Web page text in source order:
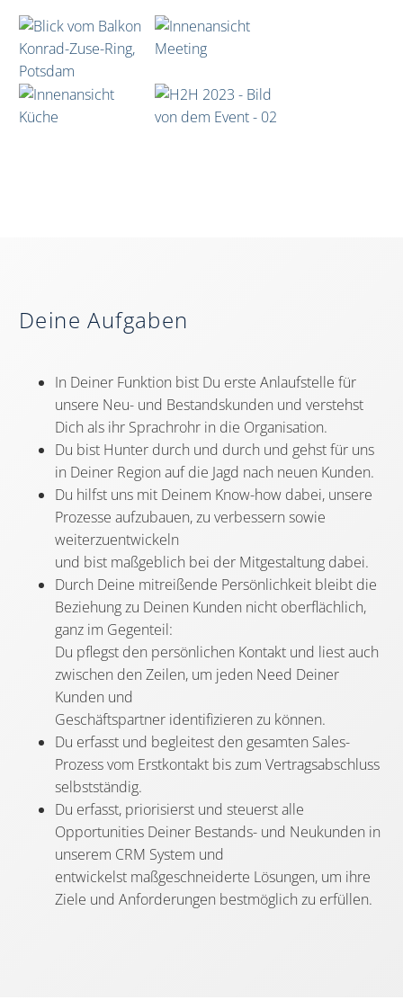
Deine Aufgaben
In Deiner Funktion bist Du erste Anlaufstelle für
unsere Neu- und Bestandskunden und verstehst
Dich als ihr Sprachrohr in die Organisation.
Du bist Hunter durch und durch und gehst für uns
in Deiner Region auf die Jagd nach neuen Kunden.
Du hilfst uns mit Deinem Know-how dabei, unsere
Prozesse aufzubauen, zu verbessern sowie
weiterzuentwickeln
und bist maßgeblich bei der Mitgestaltung dabei.
Durch Deine mitreißende Persönlichkeit bleibt die
Beziehung zu Deinen Kunden nicht oberflächlich,
ganz im Gegenteil:
Du pflegst den persönlichen Kontakt und liest auch
zwischen den Zeilen, um jeden Need Deiner
Kunden und
Geschäftspartner identifizieren zu können.
Du erfasst und begleitest den gesamten Sales-
Prozess vom Erstkontakt bis zum Vertragsabschluss
selbstständig.
Du erfasst, priorisierst und steuerst alle
Opportunities Deiner Bestands- und Neukunden in
unserem CRM System und
entwickelst maßgeschneiderte Lösungen, um ihre
Ziele und Anforderungen bestmöglich zu erfüllen.